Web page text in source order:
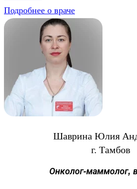
Подробнее о враче
Шаврина Юлия
г. Тамбов
Онколог-маммолог,